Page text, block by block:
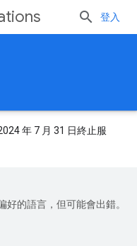
登入
年 7 月 31 日終止服
好的語言，但可能會出錯。